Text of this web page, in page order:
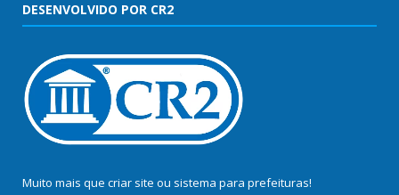
DESENVOLVIDO POR CR2
Muito mais que criar site ou sistema para prefeituras!